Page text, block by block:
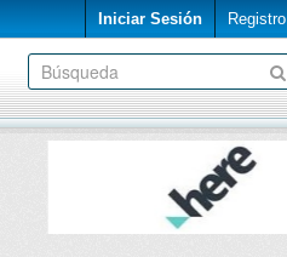
Iniciar Sesión Registro